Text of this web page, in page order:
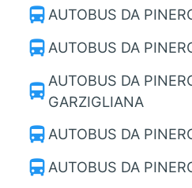
directions_bus AUTOBUS DA
directions_bus AUTOBUS DA
directions_bus AUTOBUS DA
GARZIGLIANA
directions_bus AUTOBUS DA
directions_bus AUTOBUS DA